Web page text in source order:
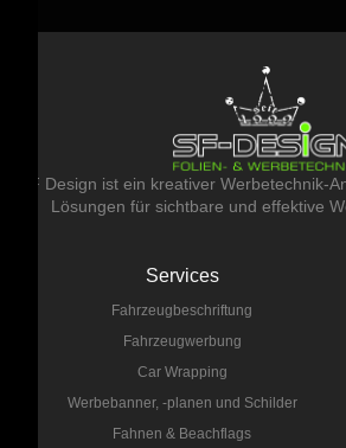
SF Design ist ein kreativer Werbetechnik-
Lösungen für sichtbare und effektive
Services
Fahrzeugbeschriftung
Fahrzeugwerbung
Car Wrapping
Werbebanner, -planen und Schilder
Fahnen & Beachflags